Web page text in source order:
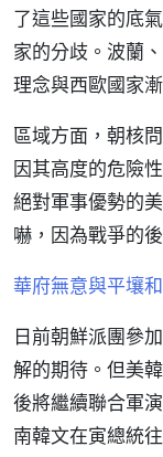
了這些國家的底
家的分歧。波蘭
理念與西歐國家
區域方面，朝核
因其高度的危險
絕對軍事優勢的
嚇，因為戰爭的
華府無意與平壤
日前朝鮮派團參
解的期待。但美
後將繼續聯合軍
南韓文在寅總統